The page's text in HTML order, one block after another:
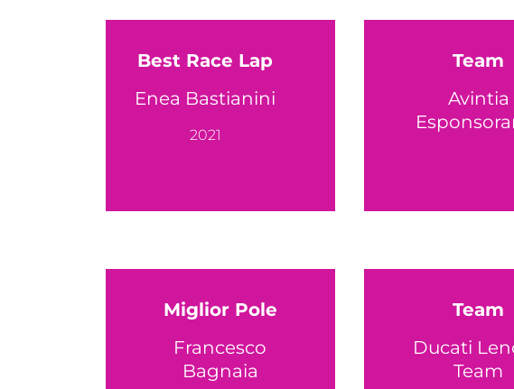
Best Race Lap
Enea Bastianini
2021
Team
Avintia
Miglior Pole
Francesco
Bagnaia
Team
Ducati
Team